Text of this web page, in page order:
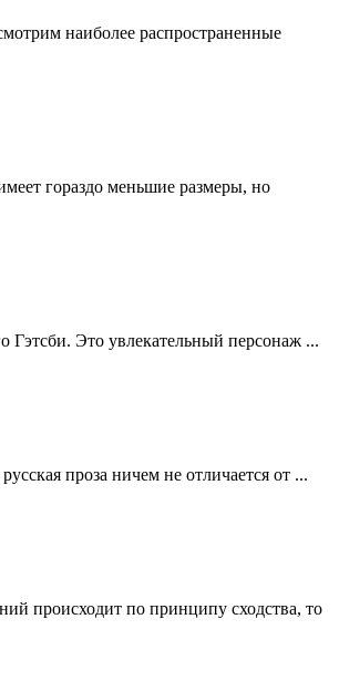
наиболее распространенные
гораздо меньшие размеры, но
Гэтсби. Это увлекательный персонаж ...
проза ничем не отличается от ...
происходит по принципу сходства, то